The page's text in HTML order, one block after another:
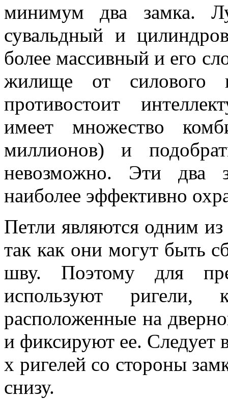
минимум два замка.
сувальдный и
более массивный и его
жилище от силового
противостоит
имеет множество
миллионов) и
невозможно. Эти два
наиболее эффективно
Петли являются одним
так как они могут быть
шву. Поэтому для
используют ригели,
расположенные на
и фиксируют ее.
х ригелей со стороны
снизу.